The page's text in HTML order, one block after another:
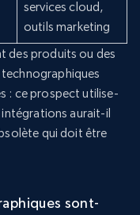
services cloud,
outils marketing
des produits ou des
: ce prospect utilise-
aurait-il
qui doit être
sont-